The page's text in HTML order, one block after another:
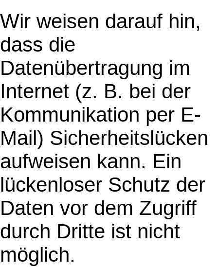
Wir weisen darauf hin,
dass die
Datenübertragung im
Internet (z. B. bei der
Kommunikation per E-
Mail) Sicherheitslücken
aufweisen kann. Ein
lückenloser Schutz der
Daten vor dem Zugriff
durch Dritte ist nicht
möglich.